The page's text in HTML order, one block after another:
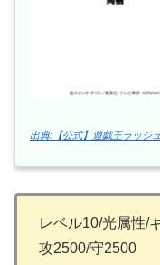
出典:【公式】遊戯王ラッシ
レベル10/光属性/
攻2500/守2500